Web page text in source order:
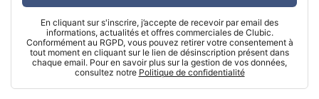
En cliquant sur s'inscrire, j’accepte de recevoir par email des
informations, actualités et offres commerciales de Clubic.
Conformément au RGPD, vous pouvez retirer votre consentement à
tout moment en cliquant sur le lien de désinscription présent dans
chaque email. Pour en savoir plus sur la gestion de vos données,
consultez notre Politique de confidentialité